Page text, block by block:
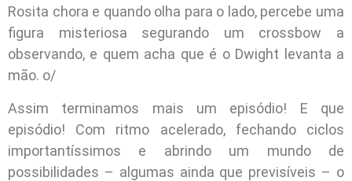
Rosita chora e quando olha para o lado, percebe uma
figura misteriosa segurando um crossbow a
observando, e quem acha que é o Dwight levanta a
mão. o/
Assim terminamos mais um episódio! E que
episódio! Com ritmo acelerado, fechando ciclos
importantíssimos e abrindo um mundo de
possibilidades – algumas ainda que previsíveis – o